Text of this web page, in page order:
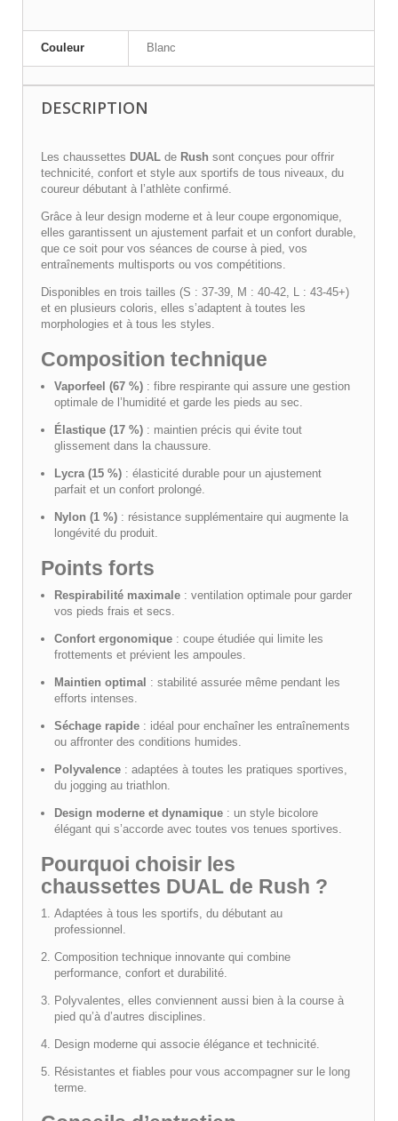
Couleur Blanc
DESCRIPTION
Les chaussettes DUAL de Rush sont conçues pour offrir
technicité, confort et style aux sportifs de tous niveaux, du
coureur débutant à l’athlète confirmé.
Grâce à leur design moderne et à leur coupe ergonomique,
elles garantissent un ajustement parfait et un confort durable,
que ce soit pour vos séances de course à pied, vos
entraînements multisports ou vos compétitions.
Disponibles en trois tailles (S : 37-39, M : 40-42, L : 43-45+)
et en plusieurs coloris, elles s’adaptent à toutes les
morphologies et à tous les styles.
Composition technique
Vaporfeel (67 %) : fibre respirante qui assure une gestion
optimale de l’humidité et garde les pieds au sec.
Élastique (17 %) : maintien précis qui évite tout
glissement dans la chaussure.
Lycra (15 %) : élasticité durable pour un ajustement
parfait et un confort prolongé.
Nylon (1 %) : résistance supplémentaire qui augmente la
longévité du produit.
Points forts
Respirabilité maximale : ventilation optimale pour garder
vos pieds frais et secs.
Confort ergonomique : coupe étudiée qui limite les
frottements et prévient les ampoules.
Maintien optimal : stabilité assurée même pendant les
efforts intenses.
Séchage rapide : idéal pour enchaîner les entraînements
ou affronter des conditions humides.
Polyvalence : adaptées à toutes les pratiques sportives,
du jogging au triathlon.
Design moderne et dynamique : un style bicolore
élégant qui s’accorde avec toutes vos tenues sportives.
Pourquoi choisir les
chaussettes DUAL de Rush ?
Adaptées à tous les sportifs, du débutant au
professionnel.
Composition technique innovante qui combine
performance, confort et durabilité.
Polyvalentes, elles conviennent aussi bien à la course à
pied qu’à d’autres disciplines.
Design moderne qui associe élégance et technicité.
Résistantes et fiables pour vous accompagner sur le long
terme.